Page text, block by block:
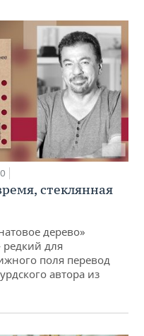
стеклянная
дерево»
для
поля перевод
автора из